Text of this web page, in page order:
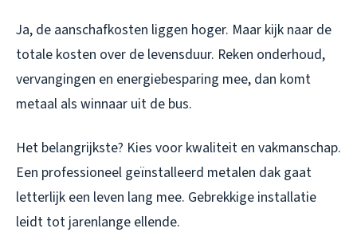
Ja, de aanschafkosten liggen hoger. Maar kijk naar de
totale kosten over de levensduur. Reken onderhoud,
vervangingen en energiebesparing mee, dan komt
metaal als winnaar uit de bus.
Het belangrijkste? Kies voor kwaliteit en vakmanschap.
Een professioneel geïnstalleerd metalen dak gaat
letterlijk een leven lang mee. Gebrekkige installatie
leidt tot jarenlange ellende.